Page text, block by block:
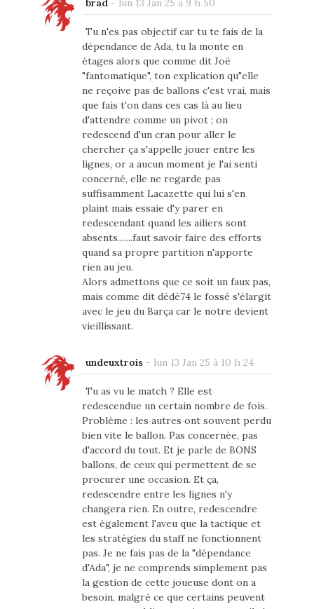
brad- lun 13 Jan 25 à 9 h 50
Tu n'es pas objectif car tu te fais de la
dépendance de Ada, tu la monte en
étages alors que comme dit Joë
"fantomatique", ton explication qu"elle
ne reçoive pas de ballons c'est vrai, mais
que fais t'on dans ces cas là au lieu
d'attendre comme un pivot ; on
redescend d'un cran pour aller le
chercher ça s'appelle jouer entre les
lignes, or a aucun moment je l'ai senti
concerné, elle ne regarde pas
suffisamment Lacazette qui lui s'en
plaint mais essaie d'y parer en
redescendant quand les ailiers sont
absents.......faut savoir faire des efforts
quand sa propre partition n'apporte
rien au jeu.
Alors admettons que ce soit un faux pas,
mais comme dit dédé74 le fossé s'élargit
avec le jeu du Barça car le notre devient
vieillissant.
undeuxtrois- lun 13 Jan 25 à 10 h 24
Tu as vu le match ? Elle est
redescendue un certain nombre de fois.
Problème : les autres ont souvent perdu
bien vite le ballon. Pas concernée, pas
d'accord du tout. Et je parle de BONS
ballons, de ceux qui permettent de se
procurer une occasion. Et ça,
redescendre entre les lignes n'y
changera rien. En outre, redescendre
est également l'aveu que la tactique et
les stratégies du staff ne fonctionnent
pas. Je ne fais pas de la "dépendance
d'Ada", je ne comprends simplement pas
la gestion de cette joueuse dont on a
besoin, malgré ce que certains peuvent